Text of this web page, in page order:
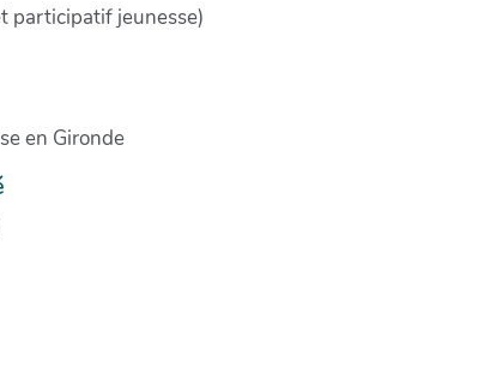
participatif jeunesse)
en Gironde